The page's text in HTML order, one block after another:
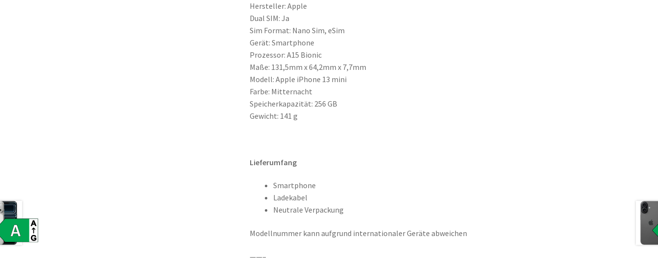
Hersteller: Apple
Dual SIM: Ja
Sim Format: Nano Sim, eSim
Gerät: Smartphone
Prozessor: A15 Bionic
Maße: 131,5mm x 64,2mm x 7,7mm
Modell: Apple iPhone 13 mini
Farbe: Mitternacht
Speicherkapazität: 256 GB
Gewicht: 141 g
Lieferumfang
Smartphone
Ladekabel
Neutrale Verpackung
Modellnummer kann aufgrund internationaler Geräte abweichen
——–